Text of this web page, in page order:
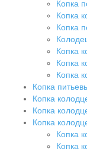
Копка
Копка
Копка
Копка
Копка
Копка
Копка
Копка
Копка
Копка
Копка
Копка